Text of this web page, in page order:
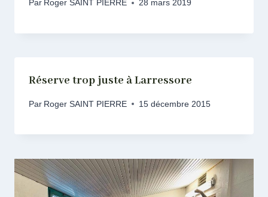
Par Roger SAINT PIERRE 28 mars 2019
Réserve trop juste à Larressore
Par Roger SAINT PIERRE 15 décembre 2015